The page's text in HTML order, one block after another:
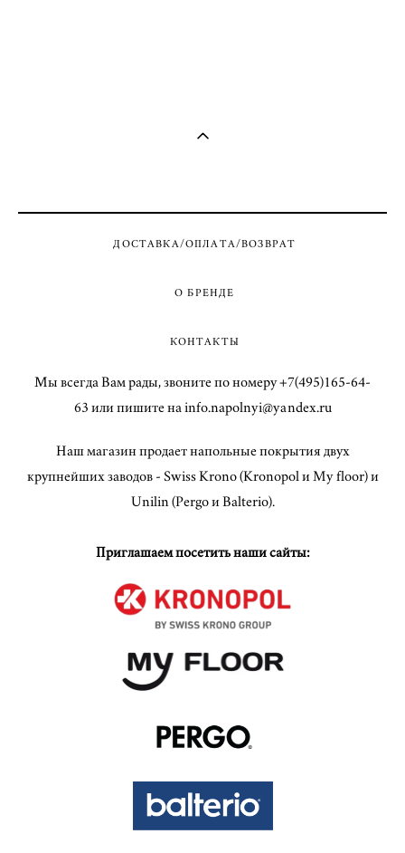
ДОСТАВКА/ОПЛАТА/ВОЗВРАТ
О БРЕНДЕ
КОНТАКТЫ
Мы всегда Вам рады, звоните по номеру +7(495)165-64-
63 или пишите на info.napolnyi@yandex.ru
Наш магазин продает напольные покрытия двух
крупнейших заводов - Swiss Krono (Kronopol и My floor) и
Unilin (Pergo и Balterio).
Приглашаем посетить наши сайты: